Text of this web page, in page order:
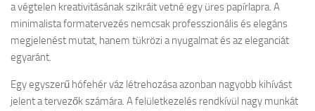
a végtelen kreativitásának szikráit vetné egy üres papírlapra. A
minimalista formatervezés nemcsak professzionális és elegáns
megjelenést mutat, hanem tükrözi a nyugalmat és az eleganciát
egyaránt.
Egy egyszerű hófehér váz létrehozása azonban nagyobb kihívást
jelent a tervezők számára. A felületkezelés rendkívül nagy munkát